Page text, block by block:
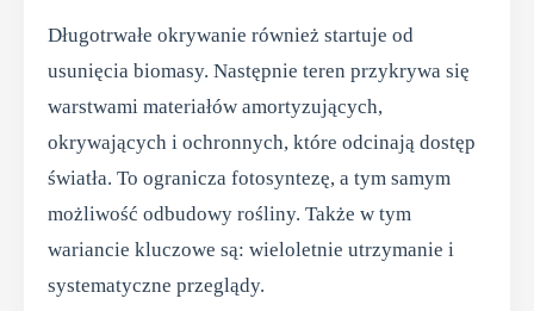
Długotrwałe okrywanie również startuje od
usunięcia biomasy. Następnie teren przykrywa się
warstwami materiałów amortyzujących,
okrywających i ochronnych, które odcinają dostęp
światła. To ogranicza fotosyntezę, a tym samym
możliwość odbudowy rośliny. Także w tym
wariancie kluczowe są: wieloletnie utrzymanie i
systematyczne przeglądy.